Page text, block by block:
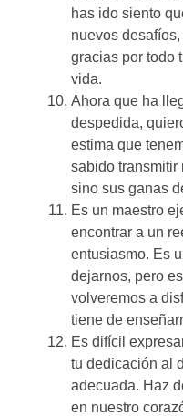
has ido siento
nuevos desafíos,
gracias por todo
vida.
Ahora que ha
despedida,
estima que
sabido transmitir
sino sus ganas
Es un maestro
encontrar a un
entusiasmo. Es
dejarnos, pero
volveremos a
tiene de
Es difícil
tu dedicación al
adecuada. Haz
en nuestro